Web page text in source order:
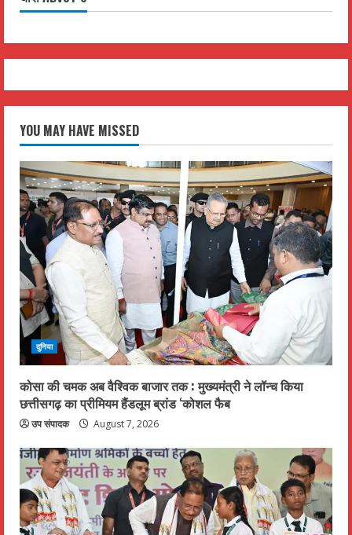
YOU MAY HAVE MISSED
दुनिया
कोसा की चमक अब वैश्विक बाजार तक : मुख्यमंत्री ने लॉन्च किया
छत्तीसगढ़ का प्रीमियम हैंडलूम ब्रांड ‘कोशल फैब
उप संपादक August 7, 2026